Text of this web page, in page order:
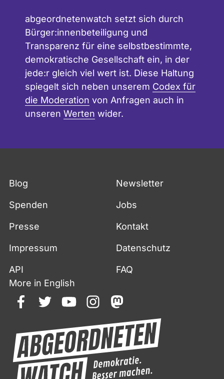
abgeordnetenwatch setzt sich durch
Bürger:innenbeteiligung und
Transparenz für eine selbstbestimmte,
demokratische Gesellschaft ein, in der
jede:r gleich viel wert ist. Diese Haltung
spiegelt sich neben unserem Codex für
die Moderation von Anfragen auch in
unseren Werten wider.
Blog Newsletter
Spenden Jobs
Presse Kontakt
Impressum Datenschutz
API
FAQ
More in English
facebooktwitteryoutubeinstagrammastodon